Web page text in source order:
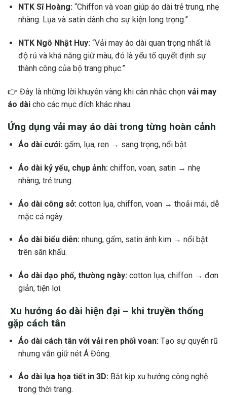
NTK Sĩ Hoàng:“Chiffon và voan giúp áo dài trẻ trung, nhẹ
nhàng. Lụa và satin dành cho sự kiện long trọng.”
NTK Ngô Nhật Huy:“Vải may áo dài quan trọng nhất là
độ rủ và khả năng giữ màu, đó là yếu tố quyết định sự
thành công của bộ trang phục.”
👉 Đây là những lời khuyên vàng khi cân nhắc chọn vải may
áo dài cho các mục đích khác nhau.
Ứng dụng vải may áo dài trong từng hoàn cảnh
Áo dài cưới:gấm, lụa, ren → sang trọng, nổi bật.
Áo dài kỷ yếu, chụp ảnh:chiffon, voan, satin → nhẹ
nhàng, trẻ trung.
Áo dài công sở: cotton lụa, chiffon, voan → thoải mái, dễ
mặc cả ngày.
Áo dài biểu diễn:nhung, gấm, satin ánh kim → nổi bật
trên sân khấu.
Áo dài dạo phố, thường ngày:cotton lụa, chiffon → đơn
giản, tiện lợi.
Xu hướng áo dài hiện đại – khi truyền thống
gặp cách tân
Áo dài cách tân với vải ren phối voan: Tạo sự quyến rũ
nhưng vẫn giữ nét Á Đông.
Áo dài lụa họa tiết in 3D:Bắt kịp xu hướng công nghệ
trong thời trang.